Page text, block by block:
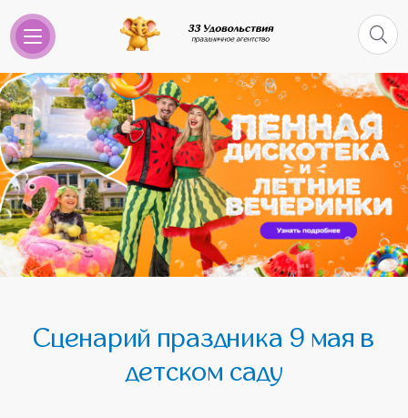
Сценарий праздника 9 мая в
детском саду